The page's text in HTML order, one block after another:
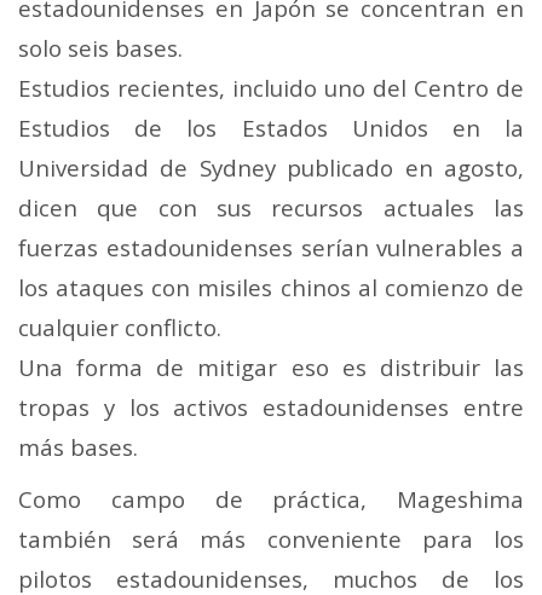
estadounidenses en Japón se concentran en
solo seis bases.
Estudios recientes, incluido uno del Centro de
Estudios de los Estados Unidos en la
Universidad de Sydney publicado en agosto,
dicen que con sus recursos actuales las
fuerzas estadounidenses serían vulnerables a
los ataques con misiles chinos al comienzo de
cualquier conflicto.
Una forma de mitigar eso es distribuir las
tropas y los activos estadounidenses entre
más bases.
Como campo de práctica, Mageshima
también será más conveniente para los
pilotos estadounidenses, muchos de los